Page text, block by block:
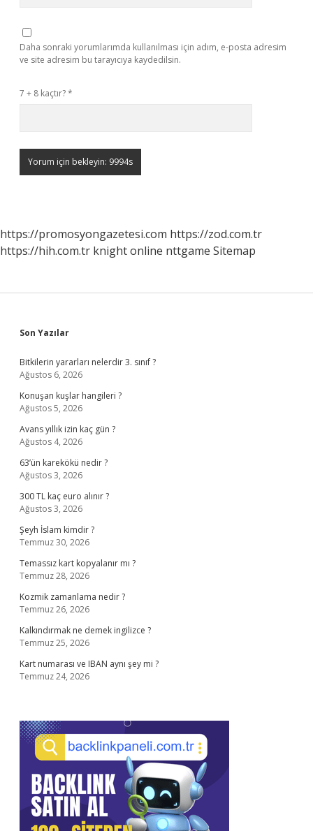
Daha sonraki yorumlarımda kullanılması için adım, e-posta adresim
ve site adresim bu tarayıcıya kaydedilsin.
7 + 8 kaçtır?*
https://promosyongazetesi.com https://zod.com.tr
https://hih.com.tr knight online nttgame Sitemap
Sidebar
Son Yazılar
Bitkilerin yararları nelerdir 3. sınıf ?
Ağustos 6, 2026
Konuşan kuşlar hangileri ?
Ağustos 5, 2026
Avans yıllık izin kaç gün ?
Ağustos 4, 2026
63’ün karekökü nedir ?
Ağustos 3, 2026
300 TL kaç euro alınır ?
Ağustos 3, 2026
Şeyh İslam kimdir ?
Temmuz 30, 2026
Temassız kart kopyalanır mı ?
Temmuz 28, 2026
Kozmik zamanlama nedir ?
Temmuz 26, 2026
Kalkındırmak ne demek ingilizce ?
Temmuz 25, 2026
Kart numarası ve IBAN aynı şey mi ?
Temmuz 24, 2026